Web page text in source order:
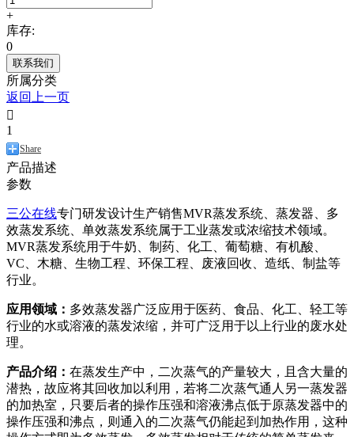
+
库存:
0
联系我们
所属分类
返回上一页

1
Share
产品描述
参数
三公在线专门研发设计生产销售MVR蒸发系统、蒸发器、多
效蒸发系统、单效蒸发系统属于工业蒸发或浓缩技术领域。
MVR蒸发系统用于牛奶、制药、化工、葡萄糖、有机酸、
VC、木糖、生物工程、环保工程、废液回收、造纸、制盐等
行业。
应用领域： 多效蒸发器广泛应用于医药、食品、化工、轻工等
行业的水或溶液的蒸发浓缩，并可广泛用于以上行业的废水处
理。
产品介绍： 在蒸发生产中，二次蒸气的产量较大，且含大量的
潜热，故应将其回收加以利用，若将二次蒸气通人另一蒸发器
的加热室，只要后者的操作压强和溶液沸点低于原蒸发器中的
操作压强和沸点，则通入的二次蒸气仍能起到加热作用，这种